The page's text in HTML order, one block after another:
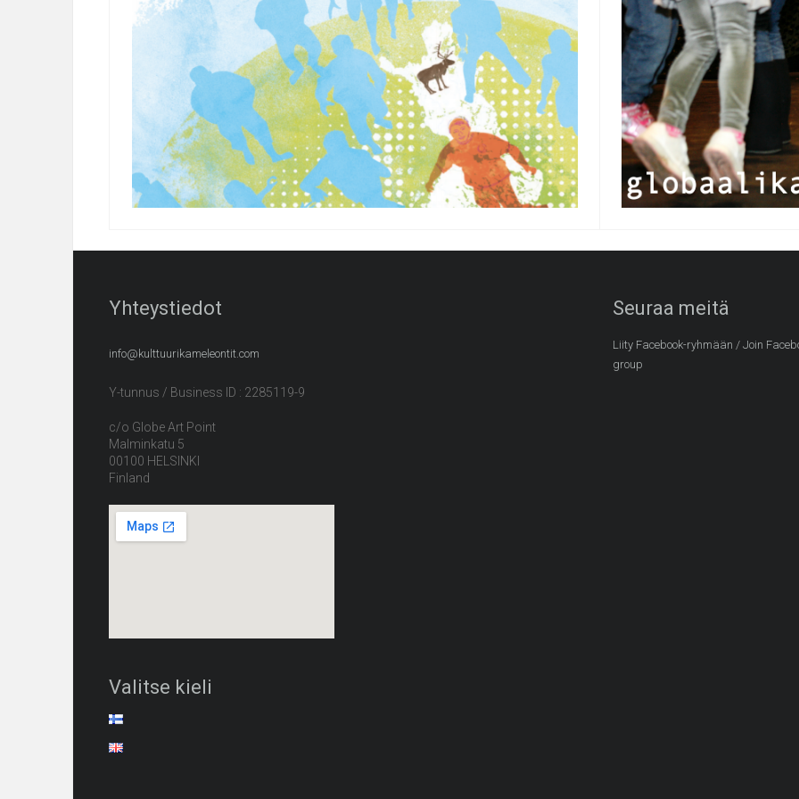
Yhteystiedot
info@kulttuurikameleontit.com
Y-tunnus / Business ID : 2285119-9
c/o Globe Art Point
Malminkatu 5
00100 HELSINKI
Finland
Valitse kieli
Seuraa meitä
Liity Facebook-ryhmään / Join
group